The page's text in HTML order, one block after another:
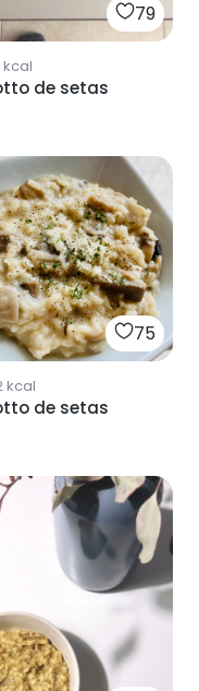
79
kcal
de setas
75
kcal
de setas